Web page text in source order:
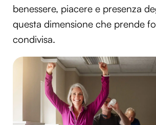
benessere, piacere e presenza
questa dimensione che prende
condivisa.